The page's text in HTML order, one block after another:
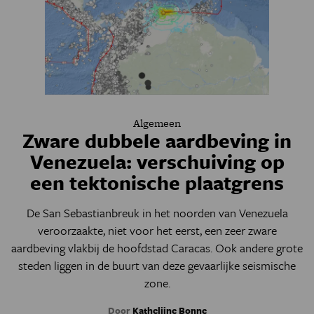
Algemeen
Zware dubbele aardbeving in
Venezuela: verschuiving op
een tektonische plaatgrens
De San Sebastianbreuk in het noorden van Venezuela
veroorzaakte, niet voor het eerst, een zeer zware
aardbeving vlakbij de hoofdstad Caracas. Ook andere grote
steden liggen in de buurt van deze gevaarlijke seismische
zone.
Door Kathelijne Bonne